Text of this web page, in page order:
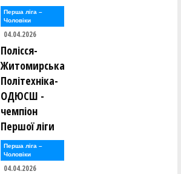
Перша лiга –
Чоловiки
04.04.2026
Полісся-
Житомирська
Політехніка-
ОДЮСШ -
чемпіон
Першої ліги
Перша лiга –
Чоловiки
04.04.2026